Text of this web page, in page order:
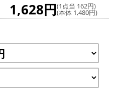
1,628円(1点当 162円)
(本体 1,480円)